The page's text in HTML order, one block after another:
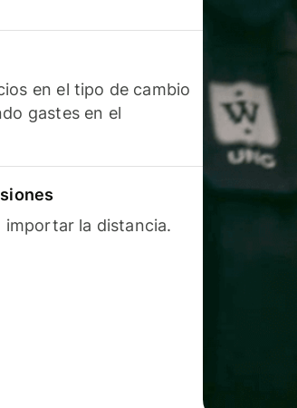
en el tipo de cambio
gastes en el
importar la distancia.